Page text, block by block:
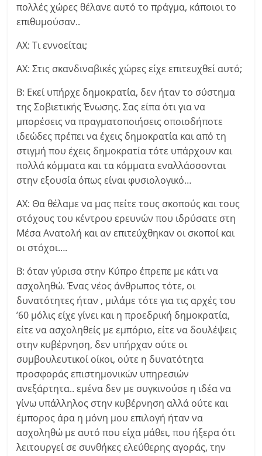
πολλές χώρες θέλανε αυτό το πράγμα, κάποιοι το
επιθυμούσαν..
ΑΧ: Τι εννοείται;
ΑΧ: Στις σκανδιναβικές χώρες είχε επιτευχθεί αυτό;
Β: Εκεί υπήρχε δημοκρατία, δεν ήταν το σύστημα
της Σοβιετικής Ένωσης. Σας είπα ότι για να
μπορέσεις να πραγματοποιήσεις οποιοδήποτε
ιδεώδες πρέπει να έχεις δημοκρατία και από τη
στιγμή που έχεις δημοκρατία τότε υπάρχουν και
πολλά κόμματα και τα κόμματα εναλλάσσονται
στην εξουσία όπως είναι φυσιολογικό…
ΑΧ: Θα θέλαμε να μας πείτε τους σκοπούς και τους
στόχους του κέντρου ερευνών που ιδρύσατε στη
Μέσα Ανατολή και αν επιτεύχθηκαν οι σκοποί και
οι στόχοι….
Β: όταν γύρισα στην Κύπρο έπρεπε με κάτι να
ασχοληθώ. Ένας νέος άνθρωπος τότε, οι
δυνατότητες ήταν , μιλάμε τότε για τις αρχές του
’60 μόλις είχε γίνει και η προεδρική δημοκρατία,
είτε να ασχοληθείς με εμπόριο, είτε να δουλέψεις
στην κυβέρνηση, δεν υπήρχαν ούτε οι
συμβουλευτικοί οίκοι, ούτε η δυνατότητα
προσφοράς επιστημονικών υπηρεσιών
ανεξάρτητα.. εμένα δεν με συγκινούσε η ιδέα να
γίνω υπάλληλος στην κυβέρνηση αλλά ούτε και
έμπορος άρα η μόνη μου επιλογή ήταν να
ασχοληθώ με αυτό που είχα μάθει, που ήξερα ότι
λειτουργεί σε συνθήκες ελεύθερης αγοράς, την